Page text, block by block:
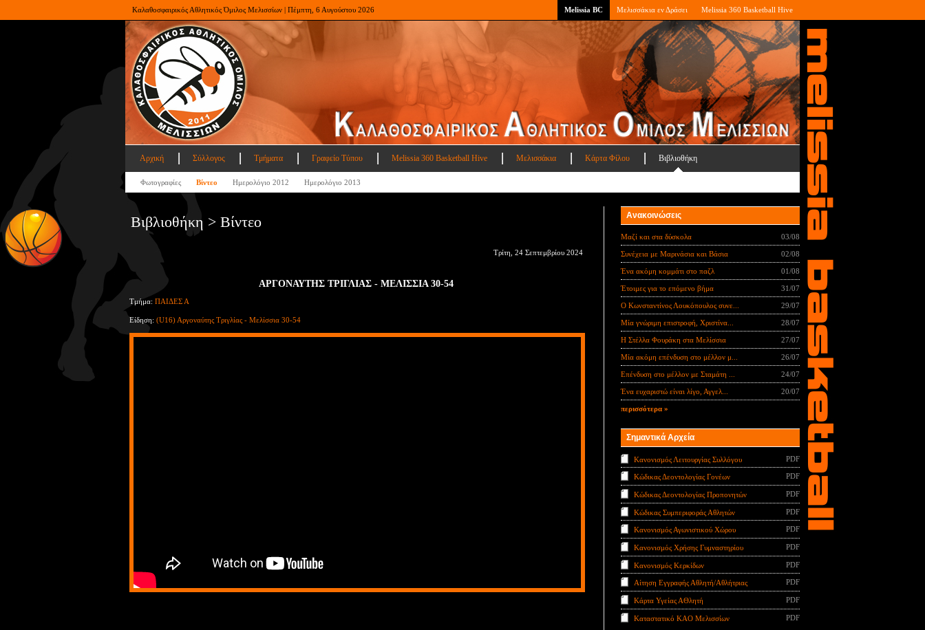
Καλαθοσφαιρικός Αθλητικός Όμιλος Μελισσίων | Πέμπτη, 6 Αυγούστου 2026 Melissia BC Μελισσάκια εν Δράσει Melissia 360 Basketball Hive
Αρχική Σύλλογος Τμήματα Γραφείο Τύπου Melissia 360 Basketball Hive Μελισσάκια Κάρτα Φίλου Βιβλιοθήκη
Φωτογραφίες Βίντεο Ημερολόγιο 2012 Ημερολόγιο 2013
Βιβλιοθήκη > Βίντεο
Τρίτη, 24 Σεπτεμβρίου 2024
ΑΡΓΟΝΑΥΤΗΣ ΤΡΙΓΛΙΑΣ - ΜΕΛΙΣΣΙΑ 30-54
Τμήμα: ΠΑΙΔΕΣ Α
Είδηση: (U16) Αργοναύτης Τριγλίας - Μελίσσια 30-54
Ανακοινώσεις
Μαζί και στα δύσκολα 03/08
Συνέχεια με Μαρινάσια και Βάσια 02/08
Ένα ακόμη κομμάτι στο παζλ 01/08
Έτοιμες για το επόμενο βήμα 31/07
Ο Κωνσταντίνος Λουκόπουλος συνε... 29/07
Μία γνώριμη επιστροφή, Χριστίνα... 28/07
Η Στέλλα Φουράκη στα Μελίσσια 27/07
Μία ακόμη επένδυση στο μέλλον μ... 26/07
Επένδυση στο μέλλον με Σταμάτη ... 24/07
Ένα ευχαριστώ είναι λίγο, Αγγελ... 20/07
περισσότερα »
Σημαντικά Αρχεία
Κανονισμός Λειτουργίας Συλλόγου PDF
Κώδικας Δεοντολογίας Γονέων PDF
Κώδικας Δεοντολογίας Προπονητών PDF
Κώδικας Συμπεριφοράς Αθλητών PDF
Κανονισμός Αγωνιστικού Χώρου PDF
Κανονισμός Χρήσης Γυμναστηρίου PDF
Κανονισμός Κερκίδων PDF
Αίτηση Εγγραφής Αθλητή/Αθλήτριας PDF
Κάρτα Υγείας ΑΘλητή PDF
Καταστατικό ΚΑΟ Μελισσίων PDF